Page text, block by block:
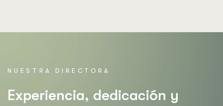
NUESTRA DIRECTORA
Experiencia, dedicación y